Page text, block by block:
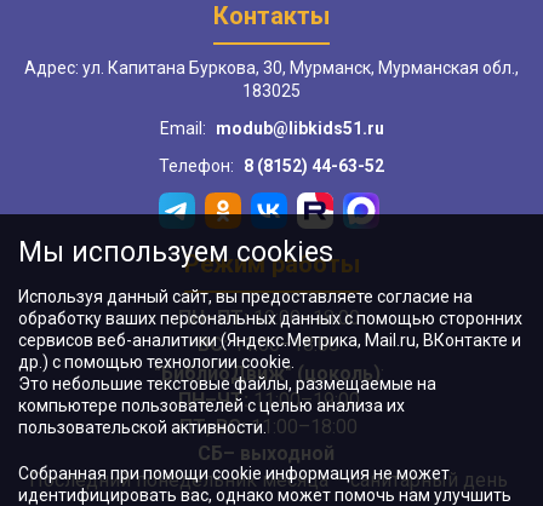
Контакты
Адрес: ул. Капитана Буркова, 30, Мурманск, Мурманская обл.,
183025
Email:
modub@libkids51.ru
Телефон:
8 (8152) 44-63-52
Режим работы
ПН–ПТ:10:00–18:00
ВС:11:00–18:00
"БиблиоДвиж" (цоколь):
ПН–ЧТ:11:00–19:00
ПТ, ВС:11:00–18:00
СБ– выходной
Последний понедельник месяца – санитарный день
Мы используем cookies
Используя данный сайт, вы предоставляете согласие на
обработку ваших персональных данных с помощью сторонних
сервисов веб-аналитики (Яндекс.Метрика, Mail.ru, ВКонтакте и
др.) с помощью технологии cookie.
Это небольшие текстовые файлы, размещаемые на
компьютере пользователей с целью анализа их
пользовательской активности.
Собранная при помощи cookie информация не может
идентифицировать вас, однако может помочь нам улучшить